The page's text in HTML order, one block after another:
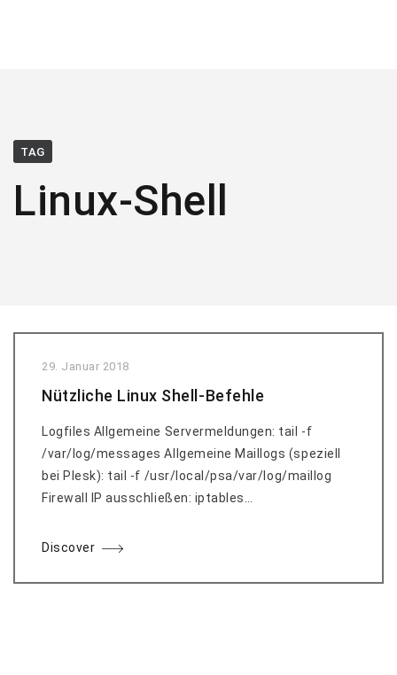
TAG
Linux-Shell
29. Januar 2018
Nützliche Linux Shell-Befehle
Logfiles Allgemeine Servermeldungen: tail -f
/var/log/messages Allgemeine Maillogs (speziell
bei Plesk): tail -f /usr/local/psa/var/log/maillog
Firewall IP ausschließen: iptables…
Discover